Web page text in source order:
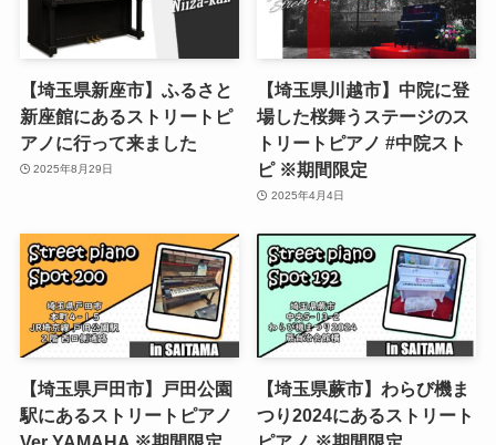
【埼玉県新座市】ふるさと
新座館にあるストリートピ
アノに行って来ました
2025年8月29日
【埼玉県川越市】中院に登
場した桜舞うステージのス
トリートピアノ #中院スト
ピ ※期間限定
2025年4月4日
【埼玉県戸田市】戸田公園
駅にあるストリートピアノ
【埼玉県蕨市】わらび機ま
つり2024にあるストリート